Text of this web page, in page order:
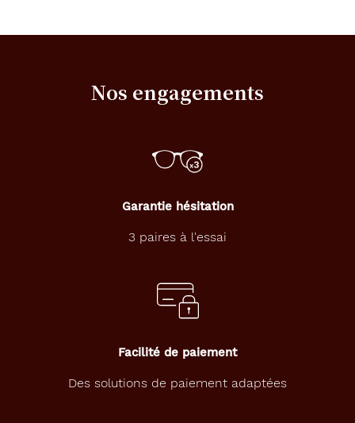
Nos engagements
Garantie hésitation
3 paires à l'essai
Facilité de paiement
Des solutions de paiement adaptées